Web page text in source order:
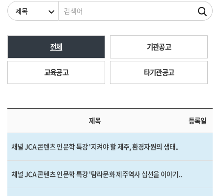
검색조건 검색어
전체 기관공고
교육공고 타기관공고
제목 등록일
채널 JCA 콘텐츠 인문학 특강 '지켜야 할 제주, 환경자원의 생태..
채널 JCA 콘텐츠 인문학 특강 '탐라문화 제주역사 십선을 이야기..